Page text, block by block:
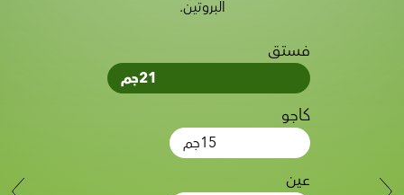
البروتين.
فستق
21جم
كاجو
15جم
عين